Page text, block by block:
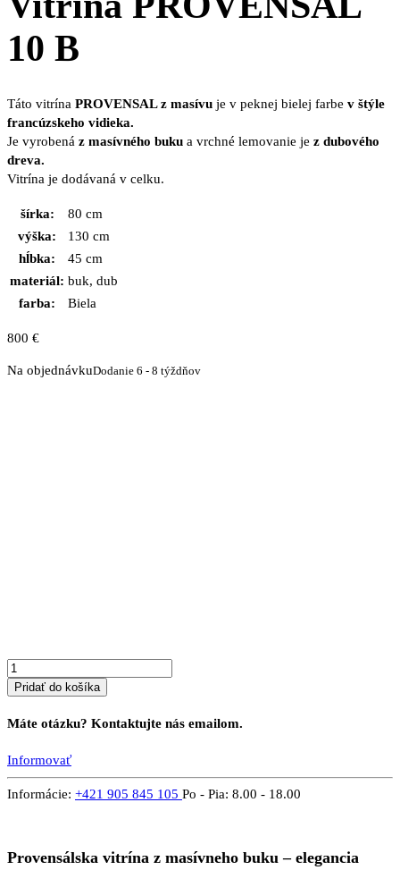
10 B
Táto vitrína PROVENSAL z masívu je v peknej bielej farbe v štýle
francúzskeho vidieka.
Je vyrobená z masívného buku a vrchné lemovanie je z dubového
dreva.
Vitrína je dodávaná v celku.
šírka:
80 cm
výška:
130 cm
hĺbka:
45 cm
materiál: buk, dub
farba:
Biela
800 €
Na objednávkuDodanie 6 - 8 týždňov
Pridať do košíka
Máte otázku? Kontaktujte nás emailom.
Informovať
Informácie: +421 905 845 105 Po - Pia: 8.00 - 18.00
Provensálska vitrína z masívneho buku – elegancia